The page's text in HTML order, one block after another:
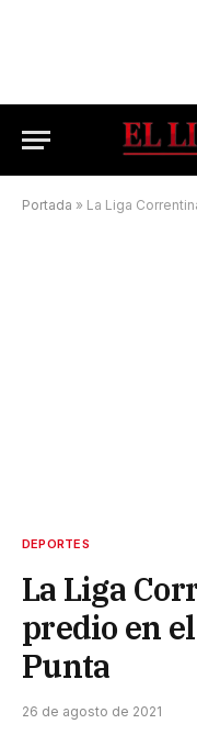
Portada » La Liga
DEPORTES
La Liga
predio en
Punta
26 de agosto de 2021